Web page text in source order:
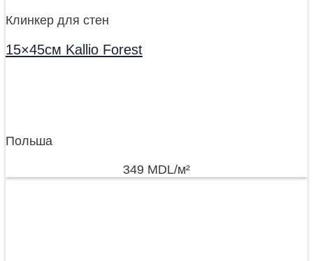
Клинкер для стен
15×45см Kallio Forest
Польша
349 MDL/м²